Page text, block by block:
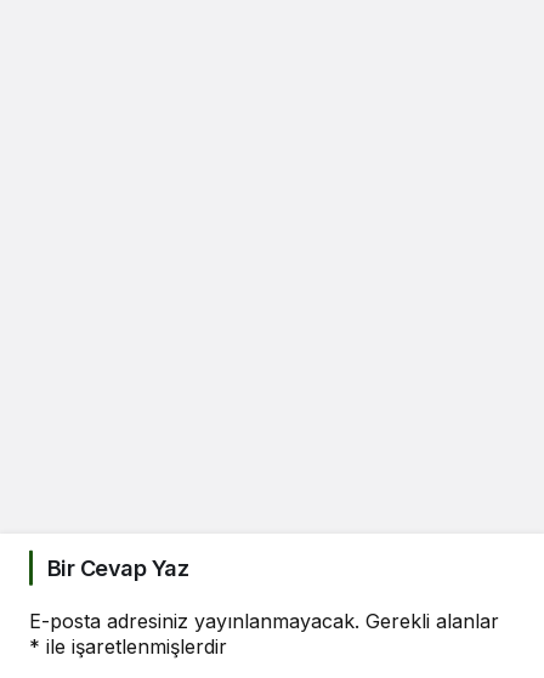
Bir Cevap Yaz
E-posta adresiniz yayınlanmayacak. Gerekli alanlar
* ile işaretlenmişlerdir